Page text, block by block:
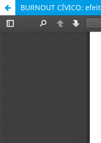
BURNOUT CÍVICO: